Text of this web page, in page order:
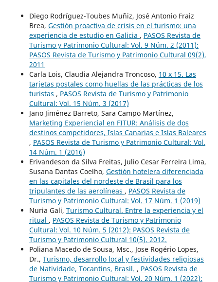
Diego Rodríguez-Toubes Muñiz, José Antonio Fraiz
Brea, Gestión proactiva de crisis en el turismo: una
experiencia de estudio en Galicia , PASOS Revista de
Turismo y Patrimonio Cultural: Vol. 9 Núm. 2 (2011):
PASOS Revista de Turismo y Patrimonio Cultural 09(2),
2011
Carla Lois, Claudia Alejandra Troncoso, 10 x 15. Las
tarjetas postales como huellas de las prácticas de los
turistas , PASOS Revista de Turismo y Patrimonio
Cultural: Vol. 15 Núm. 3 (2017)
Jano Jiménez Barreto, Sara Campo Martínez,
Marketing Experiencial en FITUR: Análisis de dos
destinos competidores, Islas Canarias e Islas Baleares
, PASOS Revista de Turismo y Patrimonio Cultural: Vol.
14 Núm. 1 (2016)
Erivandeson da Silva Freitas, Julio Cesar Ferreira Lima,
Susana Dantas Coelho, Gestión hotelera diferenciada
en las capitales del nordeste de Brasil para los
tripulantes de las aerolíneas , PASOS Revista de
Turismo y Patrimonio Cultural: Vol. 17 Núm. 1 (2019)
Nuria Gali, Turismo Cultural. Entre la experiencia y el
ritual , PASOS Revista de Turismo y Patrimonio
Cultural: Vol. 10 Núm. 5 (2012): PASOS Revista de
Turismo y Patrimonio Cultural 10(5), 2012.
Poliana Macedo de Sousa, Msc., Jose Rogério Lopes,
Dr., Turismo, desarrollo local y festividades religiosas
de Natividade, Tocantins, Brasil. , PASOS Revista de
Turismo y Patrimonio Cultural: Vol. 20 Núm. 1 (2022):